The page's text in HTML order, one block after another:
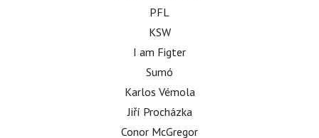
PFL
KSW
I am Figter
Sumó
Karlos Vémola
Jiří Procházka
Conor McGregor